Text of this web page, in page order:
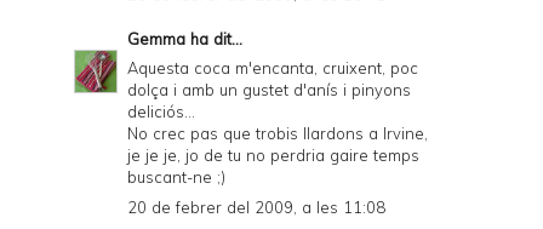
Gemma ha dit...
Aquesta coca m'encanta, cruixent, poc
dolça i amb un gustet d'anís i pinyons
deliciós...
No crec pas que trobis llardons a Irvine,
je je je, jo de tu no perdria gaire temps
buscant-ne ;)
20 de febrer del 2009, a les 11:08